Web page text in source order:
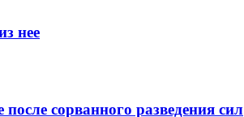
нее
сорванного разведения сил